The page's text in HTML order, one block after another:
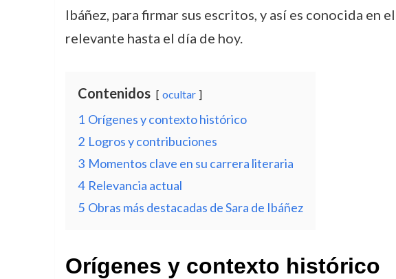
Ibáñez, para firmar sus escritos, y así es conocida en
relevante hasta el día de hoy.
Contenidos ocultar
1 Orígenes y contexto histórico
2 Logros y contribuciones
3 Momentos clave en su carrera literaria
4 Relevancia actual
5 Obras más destacadas de Sara de Ibáñez
Orígenes y contexto histórico